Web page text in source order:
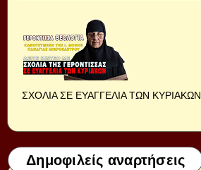
ΣΧΟΛΙΑ ΣΕ ΕΥΑΓΓΕΛΙΑ ΤΩΝ ΚΥΡΙΑΚΩΝ
Δημοφιλείς αναρτήσεις